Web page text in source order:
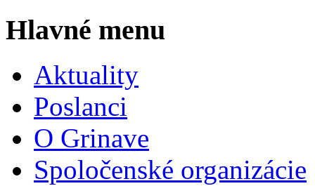
Hlavné menu
Aktuality
Poslanci
O Grinave
Spoločenské organizácie